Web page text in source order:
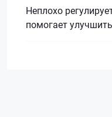
Неплохо
помогает